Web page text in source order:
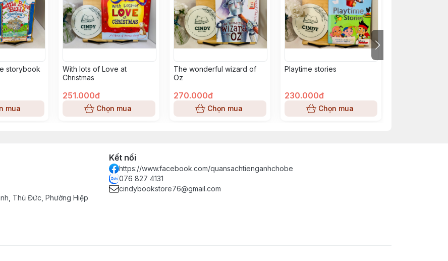
storybook
mua
With lots of Love at
Christmas
251.000đ
Chọn mua
The wonderful wizard of
Oz
270.000đ
Chọn mua
Playtime stories
230.000đ
Chọn mua
Thủ Đức, Phường Hiệp
Kết nối
https://www.facebook.com/quansachtienganhchobe
076 827 4131
cindybookstore76@gmail.com